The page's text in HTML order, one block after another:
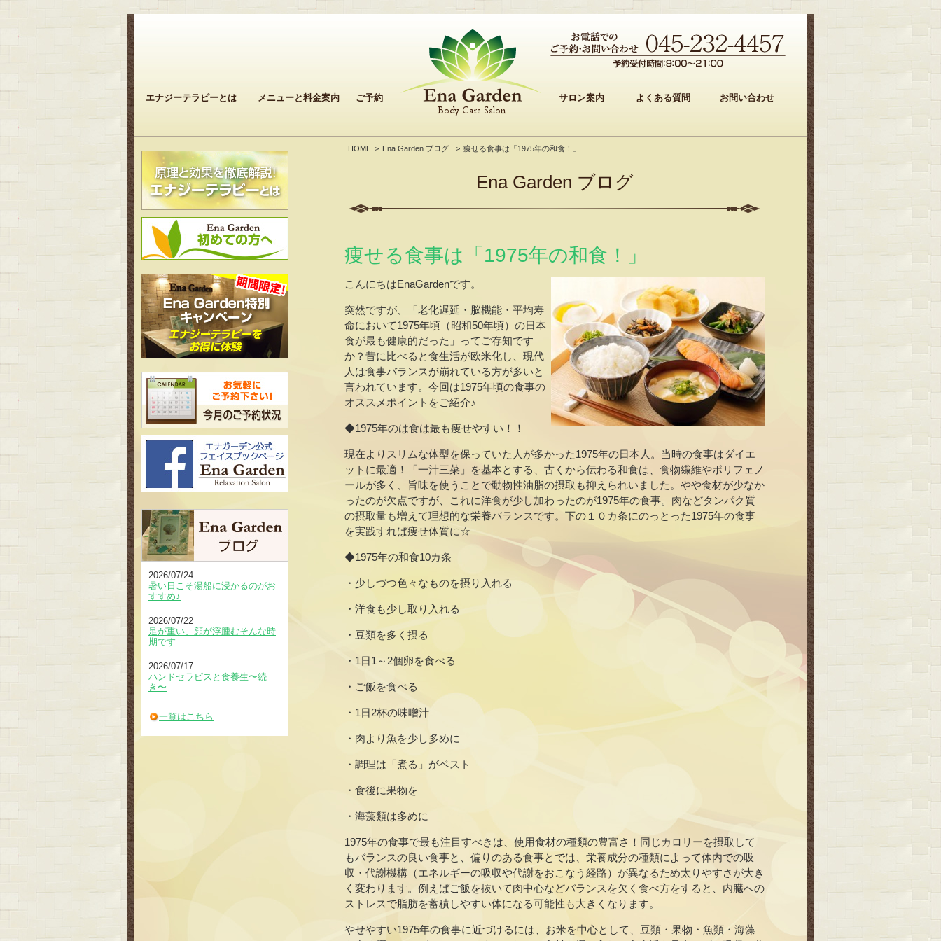
エナジーテラピーとは メニューと料金案内 ご予約 サロン案内 よくある質問 お問い合わせ
Ena Garden ブログ
痩せる食事は「1975年の和食！」
こんにちはEnaGardenです。
突然ですが、「老化遅延・脳機能・平均寿
命において1975年頃（昭和50年頃）の日本
食が最も健康的だった」ってご存知です
か？昔に比べると食生活が欧米化し、現代
人は食事バランスが崩れている方が多いと
言われています。今回は1975年頃の食事の
オススメポイントをご紹介♪
◆1975年のは食は最も痩せやすい！！
現在よりスリムな体型を保っていた人が多かった1975年の日本人。当時の食事はダイエ
ットに最適！「一汁三菜」を基本とする、古くから伝わる和食は、食物繊維やポリフェノ
ールが多く、旨味を使うことで動物性油脂の摂取も抑えられいました。やや食材が少なか
ったのが欠点ですが、これに洋食が少し加わったのが1975年の食事。肉などタンパク質
の摂取量も増えて理想的な栄養バランスです。下の１０カ条にのっとった1975年の食事
を実践すれば痩せ体質に☆
◆1975年の和食10カ条
・少しづつ色々なものを摂り入れる
・洋食も少し取り入れる
・豆類を多く摂る
・1日1～2個卵を食べる
・ご飯を食べる
・1日2杯の味噌汁
・肉より魚を少し多めに
・調理は「煮る」がベスト
・食後に果物を
・海藻類は多めに
1975年の食事で最も注目すべきは、使用食材の種類の豊富さ！同じカロリーを摂取して
もバランスの良い食事と、偏りのある食事とでは、栄養成分の種類によって体内での吸
収・代謝機構（エネルギーの吸収や代謝をおこなう経路）が異なるため太りやすさが大き
く変わります。例えばご飯を抜いて肉中心などバランスを欠く食べ方をすると、内臓への
ストレスで脂肪を蓄積しやすい体になる可能性も大きくなります。
やせやすい1975年の食事に近づけるには、お米を中心として、豆類・果物・魚類・海藻
HOME Ena Garden ブログ 痩せる食事は「1975年の和食！」
2026/07/24
暑い日こそ湯船に浸かるのがお
すすめ♪
2026/07/22
足が重い、顔が浮腫むそんな時
期です
2026/07/17
ハンドセラピスと食養生〜続
き〜
一覧はこちら